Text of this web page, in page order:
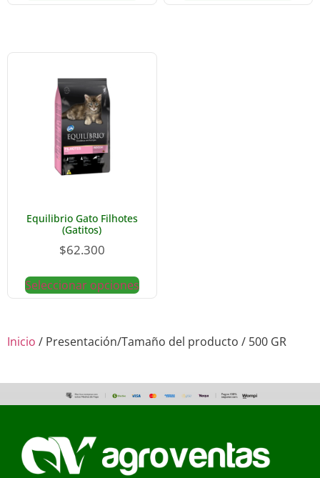
Inicio / Presentación/Tamaño del producto / 500 GR
Equilibrio Gato Filhotes
(Gatitos)
$62.300
Seleccionar opciones